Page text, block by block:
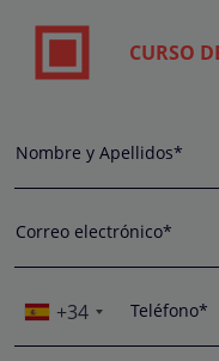
CURSO
Nombre y Apellidos*
Correo electrónico*
+34 Teléfono*